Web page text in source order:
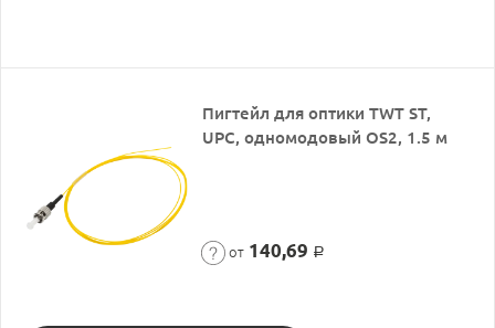
Пигтейл для оптики TWT ST,
UPC, одномодовый OS2, 1.5 м
от 140,69 Р